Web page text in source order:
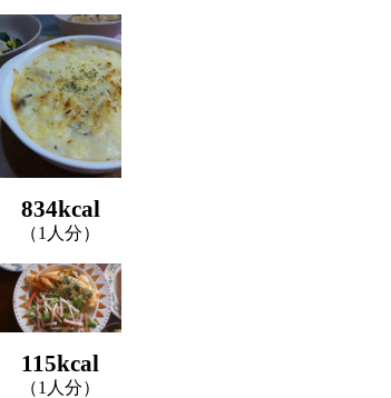
834kcal
（1人分）
115kcal
（1人分）